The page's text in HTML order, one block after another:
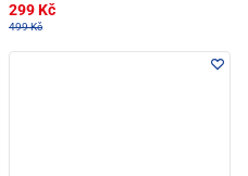
299 Kč
499 Kč